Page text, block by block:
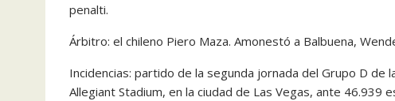
penalti.
Árbitro: el chileno Piero Maza. Amonestó a Balbuena,
Incidencias: partido de la segunda jornada del Grupo D de
Allegiant Stadium, en la ciudad de Las Vegas, ante